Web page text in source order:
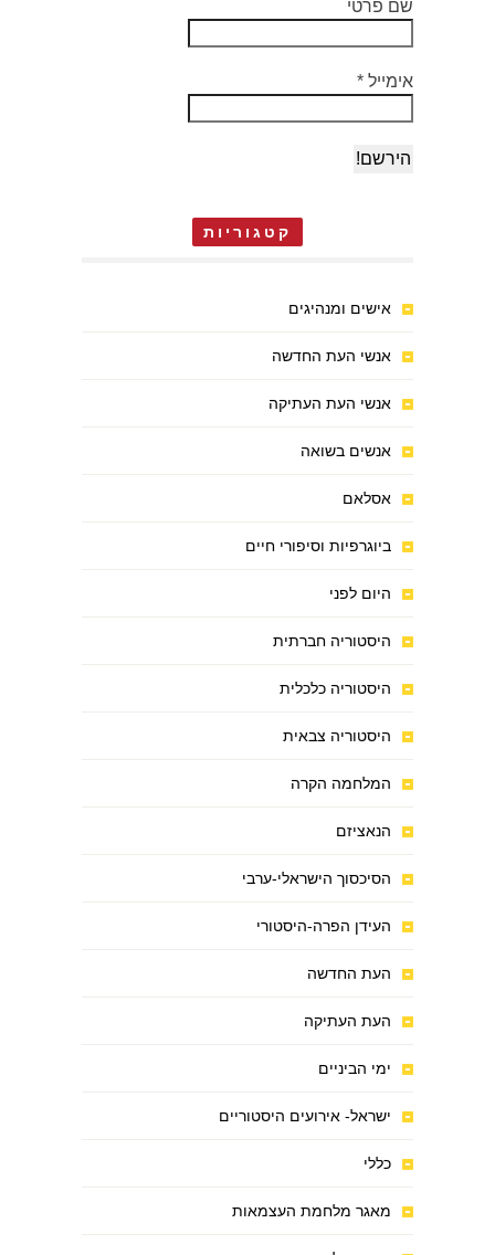
שם פרטי
אימייל *
קטגוריות
אישים ומנהיגים
אנשי העת החדשה
אנשי העת העתיקה
אנשים בשואה
אסלאם
ביוגרפיות וסיפורי חיים
היום לפני
היסטוריה חברתית
היסטוריה כלכלית
היסטוריה צבאית
המלחמה הקרה
הנאציזם
הסיכסוך הישראלי-ערבי
העידן הפרה-היסטורי
העת החדשה
העת העתיקה
ימי הביניים
ישראל- אירועים היסטוריים
כללי
מאגר מלחמת העצמאות